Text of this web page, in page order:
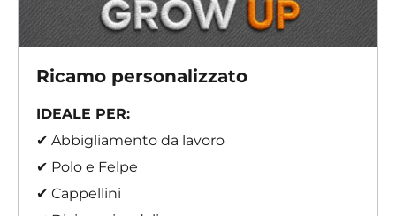
Ricamo personalizzato
IDEALE PER:
✔ Abbigliamento da lavoro
✔ Polo e Felpe
✔ Cappellini